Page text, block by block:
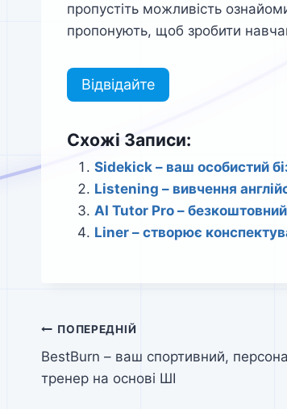
пропустіть можливість
пропонують, щоб зробити
Відвідайте
Схожі Записи:
Sidekick – ваш особистий
Listening – вивчення
AI Tutor Pro –
Liner – створює
Навігація
записів
ПОПЕРЕДНІЙ
BestBurn – ваш спортивний,
тренер на основі ШІ